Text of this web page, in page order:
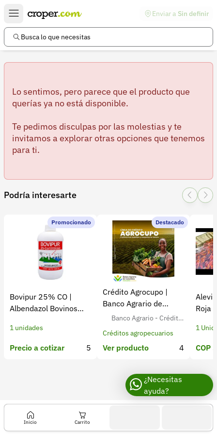
Enviar a Sin definir
Busca lo que necesitas
Lo sentimos, pero parece que el producto que
querías ya no está disponible.
Te pedimos disculpas por las molestias y te
invitamos a explorar otras opciones que tenemos
para ti.
Podría interesarte
Promocionado
Bovipur 25% CO |
Albendazol Bovinos
1 unidades
Precio a cotizar 5
Destacado
Crédito Agrocupo |
Banco Agrario de
Colombia
Banco Agrario - Crédito
Agropecuario para Agricult
Créditos agropecuarios
Ver producto 4
Roja
1
COP
Enlaces de interés
Preguntas frecuentes
Información legal
Términos y condiciones
Política de devoluciones
Política de privacidad
Recuperar contraseña
Contacto
+57 323 2931928
contacto@croper.com
© 2026 Croper.com Todos los derechos reservados
Versión 5.45.0
Síguenos
Inicio Carrito
¿Necesitas
ayuda?